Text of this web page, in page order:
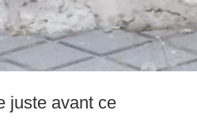
juste avant ce